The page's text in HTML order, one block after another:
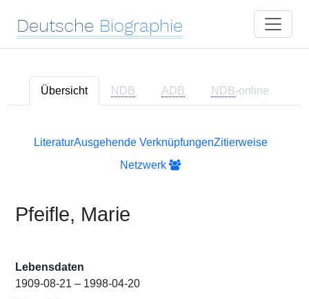
Deutsche Biographie
Übersicht NDB ADB NDB-online
LiteraturAusgehende VerknüpfungenZitierweise
Netzwerk
Pfeifle, Marie
Lebensdaten
1909-08-21 – 1998-04-20